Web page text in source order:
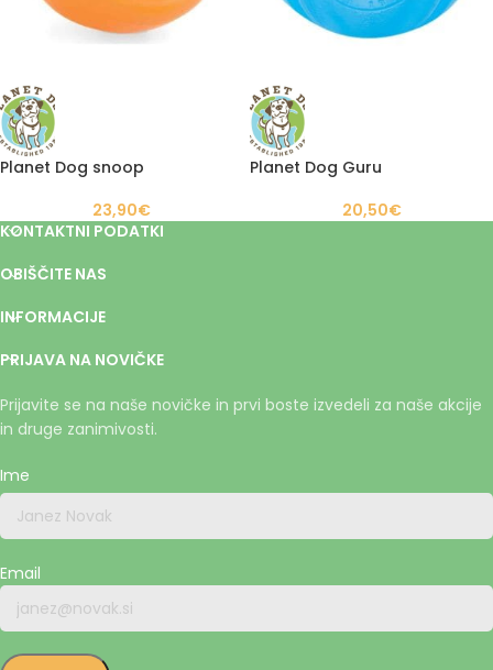
Planet Dog snoop
23,90€
Planet Dog Guru
20,50€
KONTAKTNI PODATKI
OBIŠČITE NAS
INFORMACIJE
PRIJAVA NA NOVIČKE
Prijavite se na naše novičke in prvi boste izvedeli za naše akcije
in druge zanimivosti.
Ime
Email